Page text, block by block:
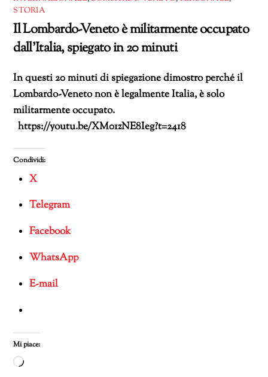
STORIA
Il Lombardo-Veneto è militarmente occupato
dall’Italia, spiegato in 20 minuti
In questi 20 minuti di spiegazione dimostro perché il
Lombardo-Veneto non è legalmente Italia, è solo
militarmente occupato.
https://youtu.be/XM01zNE8Ieg?t=2418
Condividi:
X
Telegram
Facebook
WhatsApp
E-mail
Mi piace:
Caricamento